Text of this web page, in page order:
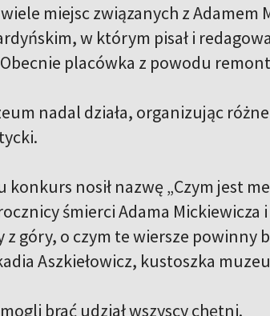
miejsc związanych z
w którym pisał i
placówka z powodu
nadal działa, organizując
nosił nazwę „Czym jest
śmierci Adama
z góry, o czym te wiersze powinny
Aszkiełowicz, kustoszka
brać udział wszyscy chętni.